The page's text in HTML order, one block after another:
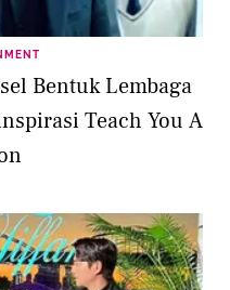
Bentuk Lembaga
Teach You A